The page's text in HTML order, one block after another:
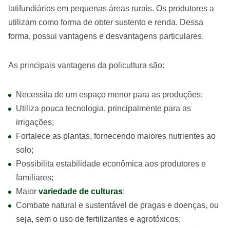
latifundiários em pequenas áreas rurais. Os produtores a
utilizam como forma de obter sustento e renda. Dessa
forma, possui vantagens e desvantagens particulares.
As principais vantagens da policultura são:
Necessita de um espaço menor para as produções;
Utiliza pouca tecnologia, principalmente para as
irrigações;
Fortalece as plantas, fornecendo maiores nutrientes ao
solo;
Possibilita estabilidade econômica aos produtores e
familiares;
Maior variedade de culturas;
Combate natural e sustentável de pragas e doenças, ou
seja, sem o uso de fertilizantes e agrotóxicos;